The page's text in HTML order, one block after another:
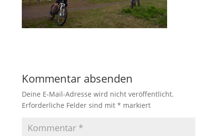
Kommentar absenden
Deine E-Mail-Adresse wird nicht veröffentlicht.
Erforderliche Felder sind mit * markiert